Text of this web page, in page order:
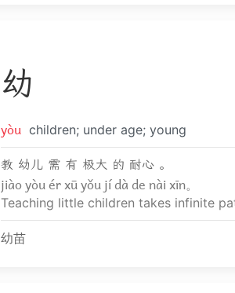
幼
yòu children; under age; young
教 幼儿 需 有 极大 的 耐心 。
jiào yòu ér xū yǒu jí dà de nài xīn。
Teaching little children takes infinite
幼苗